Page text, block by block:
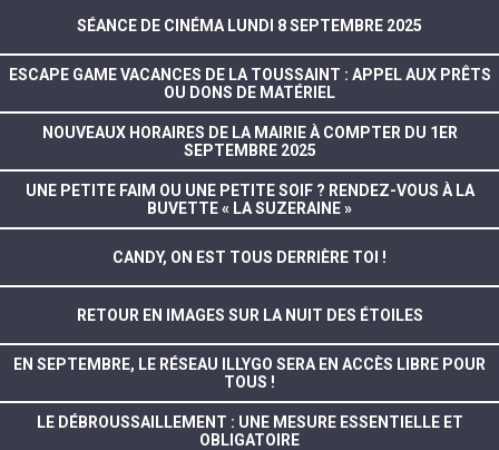
SÉANCE DE CINÉMA LUNDI 8 SEPTEMBRE 2025
ESCAPE GAME VACANCES DE LA TOUSSAINT : APPEL AUX PRÊTS
OU DONS DE MATÉRIEL
NOUVEAUX HORAIRES DE LA MAIRIE À COMPTER DU 1ER
SEPTEMBRE 2025
UNE PETITE FAIM OU UNE PETITE SOIF ? RENDEZ-VOUS À LA
BUVETTE « LA SUZERAINE »
CANDY, ON EST TOUS DERRIÈRE TOI !
RETOUR EN IMAGES SUR LA NUIT DES ÉTOILES
EN SEPTEMBRE, LE RÉSEAU ILLYGO SERA EN ACCÈS LIBRE POUR
TOUS !
LE DÉBROUSSAILLEMENT : UNE MESURE ESSENTIELLE ET
OBLIGATOIRE